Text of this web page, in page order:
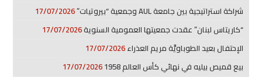
شراكة استراتيجية بين جامعة AUL وجمعية “بيروتيات”
17/07/2026
“كاريتاس لبنان” عقدت جمعيتها العمومية السنوية17/07/2026
الإحتفال بعيد الطوباويَّة مريم العذراء17/07/2026
بيع قميص بيليه في نهائي كأس العالم 1958
17/07/2026